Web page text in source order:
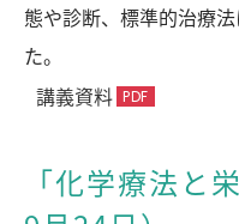
態や診断、標準的治療
た。
講義資料
「化学療法と